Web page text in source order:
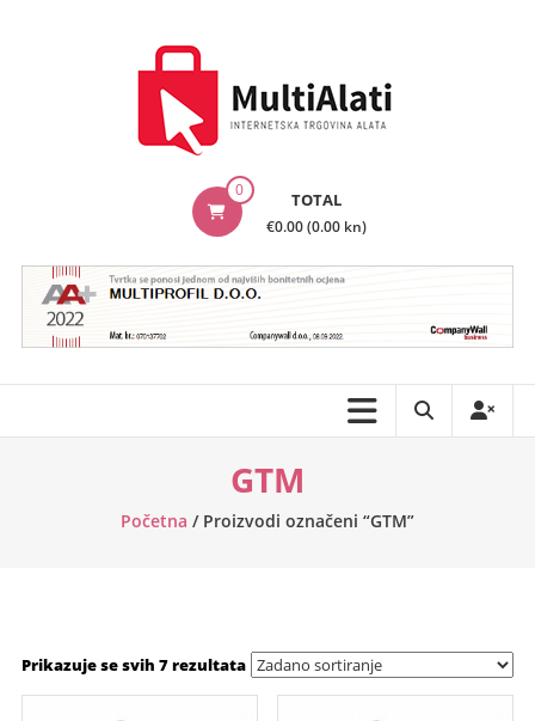
Internetska
trgovina
alata
0 TOTAL
€0.00 (0.00 kn)
GTM
Početna / Proizvodi označeni “GTM”
Prikazuje se svih 7 rezultata